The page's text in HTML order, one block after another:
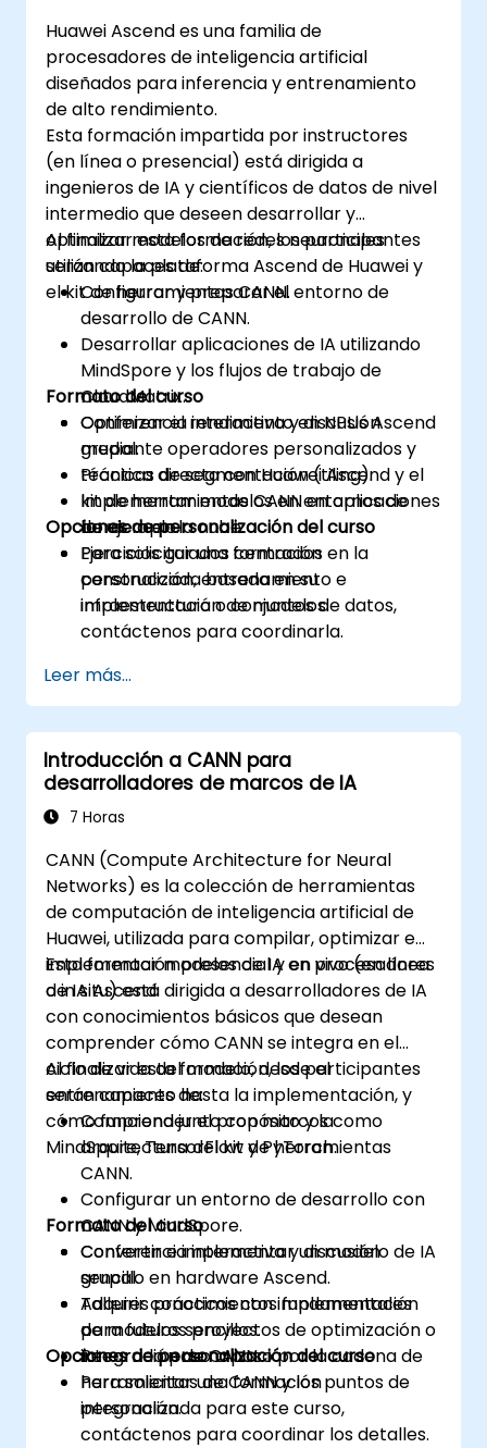
Huawei Ascend es una familia de
procesadores de inteligencia artificial
diseñados para inferencia y entrenamiento
de alto rendimiento.
Esta formación impartida por instructores
(en línea o presencial) está dirigida a
ingenieros de IA y científicos de datos de nivel
intermedio que deseen desarrollar y
optimizar modelos de redes neuronales
utilizando la plataforma Ascend de Huawei y
el kit de herramientas CANN.
Al finalizar esta formación, los participantes
serán capaces de:
Configurar y preparar el entorno de
desarrollo de CANN.
Desarrollar aplicaciones de IA utilizando
MindSpore y los flujos de trabajo de
CloudMatrix.
Optimizar el rendimiento en NPUs Ascend
mediante operadores personalizados y
técnicas de segmentación (tiling).
Implementar modelos en entornos de
borde o en la nube.
Formato del curso
Conferencia interactiva y discusión
grupal.
Práctica directa con Huawei Ascend y el
kit de herramientas CANN en aplicaciones
de ejemplo.
Ejercicios guiados centrados en la
construcción, entrenamiento e
implementación de modelos.
Opciones de personalización del curso
Para solicitar una formación
personalizada basada en su
infraestructura o conjuntos de datos,
contáctenos para coordinarla.
Leer más...
Introducción a CANN para
desarrolladores de marcos de IA
7 Horas
CANN (Compute Architecture for Neural
Networks) es la colección de herramientas
de computación de inteligencia artificial de
Huawei, utilizada para compilar, optimizar e
implementar modelos de IA en procesadores
de IA Ascend.
Esta formación presencial y en vivo (en línea
o in situ) está dirigida a desarrolladores de IA
con conocimientos básicos que desean
comprender cómo CANN se integra en el
ciclo de vida del modelo, desde el
entrenamiento hasta la implementación, y
cómo funciona junto con marcos como
MindSpore, TensorFlow y PyTorch.
Al finalizar esta formación, los participantes
serán capaces de:
Comprender el propósito y la
arquitectura del kit de herramientas
CANN.
Configurar un entorno de desarrollo con
CANN y MindSpore.
Convertir e implementar un modelo de IA
sencillo en hardware Ascend.
Adquirir conocimientos fundamentales
para futuros proyectos de optimización o
integración de CANN.
Formato del curso
Conferencia interactiva y discusión
grupal.
Talleres prácticos con implementación
de modelos sencillos.
Recorrido paso a paso por la cadena de
herramientas de CANN y los puntos de
integración.
Opciones de personalización del curso
Para solicitar una formación
personalizada para este curso,
contáctenos para coordinar los detalles.